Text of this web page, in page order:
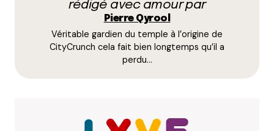
E-mail*
rédigé avec amour par
Pierre Qyrool
Véritable gardien du temple à l’origine de
CityCrunch cela fait bien longtemps qu’il a
perdu…